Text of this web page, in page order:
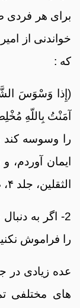
برای هر فردی
خواندنی از
که :
(إِذا وَسْوَسَ
آمَنْتُ بِاللّهِ
را وسوسه کند
ایمان آوردم،
الثقلین، جلد ۴، صفحه ۵۵۱.)
2- اگر به
را فراموش نکنید
عده زیادی
های مختلفی